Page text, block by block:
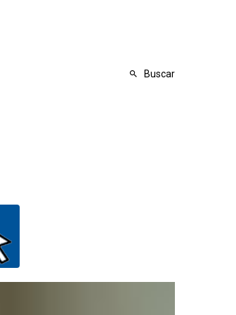
Buscar